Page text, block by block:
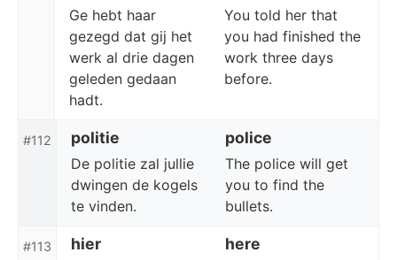
Ge hebt haar
gezegd dat gij het
werk al drie dagen
geleden gedaan
hadt.
You told her that
you had finished the
work three days
before.
#112 politie police
De politie zal jullie
dwingen de kogels
te vinden.
The police will get
you to find the
bullets.
#113 hier here